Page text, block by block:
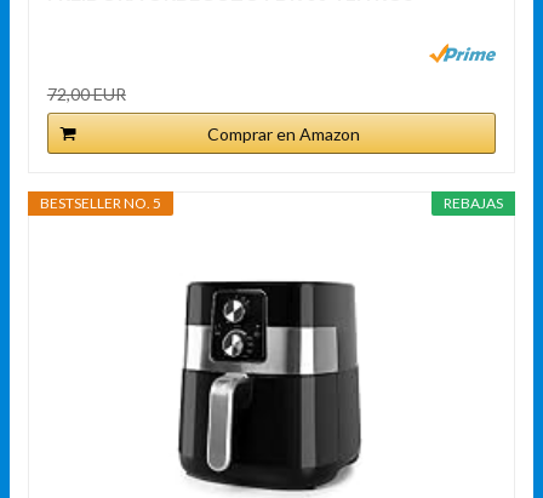
72,00 EUR
Comprar en Amazon
REBAJAS
BESTSELLER NO. 5